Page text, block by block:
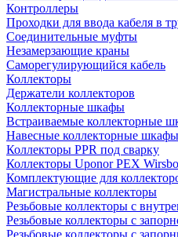
Контроллеры
Проходки для ввода кабеля в
Соединительные муфты
Незамерзающие краны
Саморегулирующийся кабель
Коллекторы
Держатели коллекторов
Коллекторные шкафы
Встраиваемые коллекторные
Навесные коллекторные шкафы
Коллекторы PPR под сварку
Коллекторы Uponor PEX Wirsbo
Комплектующие для
Магистральные коллекторы
Резьбовые коллекторы с
Резьбовые коллекторы с
Резьбовые коллекторы с